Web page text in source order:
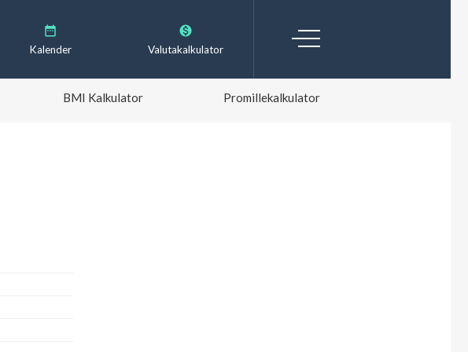
Kalender Valutakalkulator
BMI Kalkulator Promillekalkulator